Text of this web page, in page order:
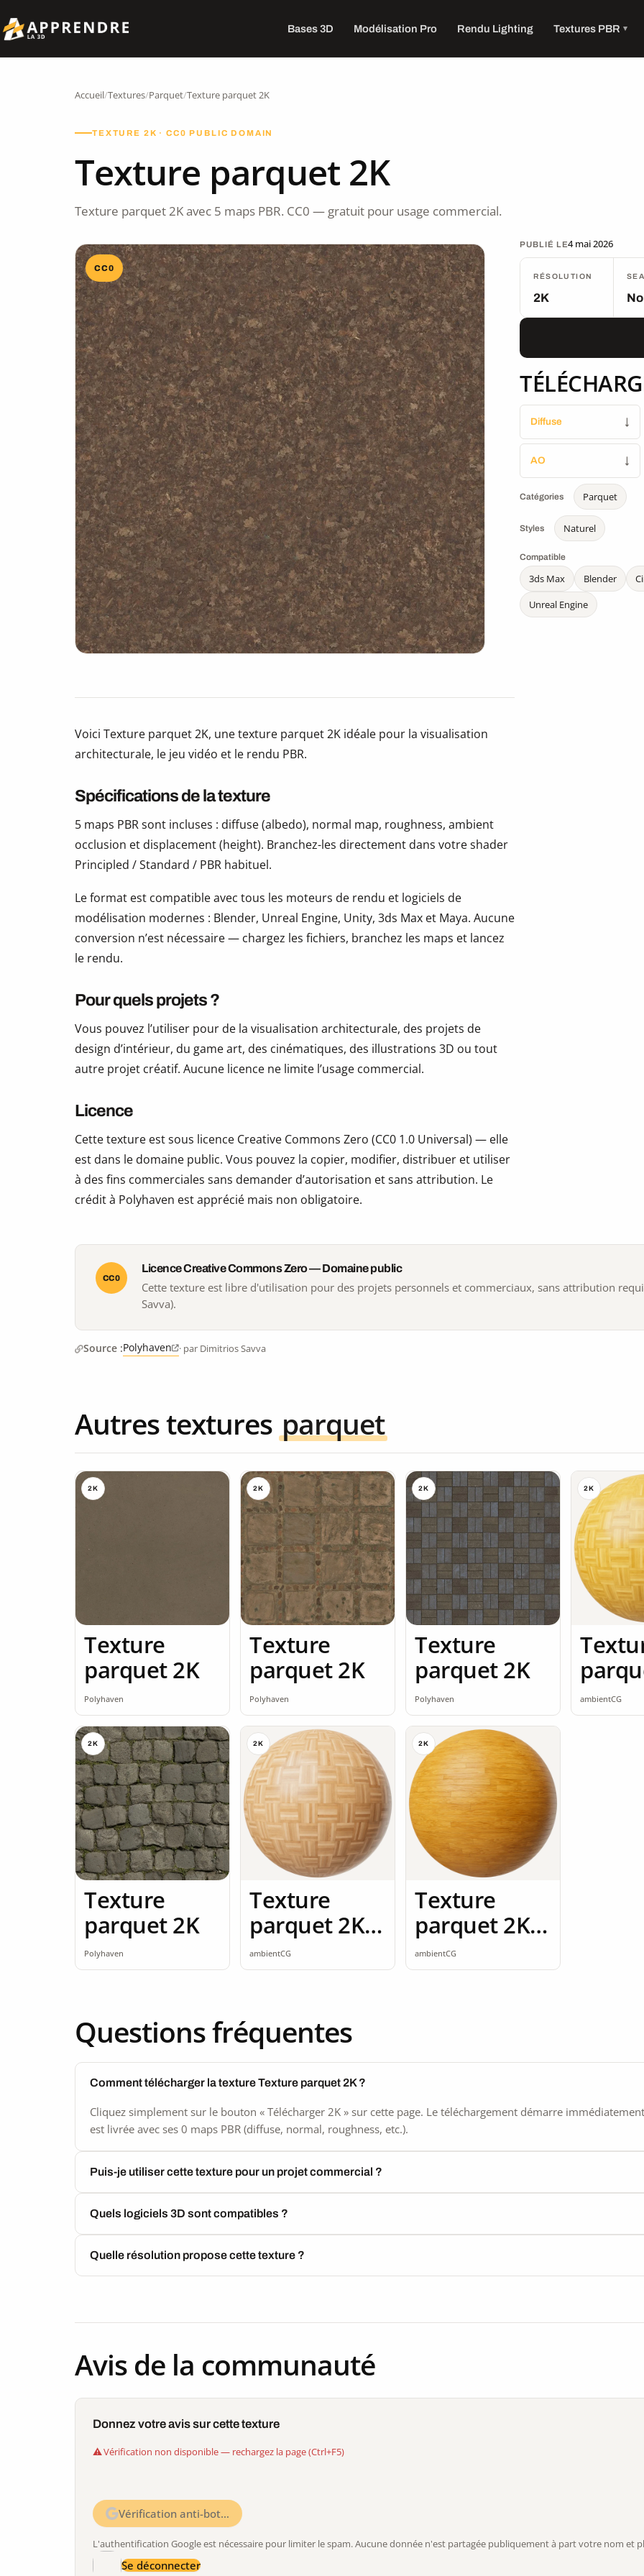
Bases 3D Modélisation Pro Rendu Lighting Textures PBR
Accueil/Textures/Parquet/Texture parquet 2K
TEXTURE 2K · CC0 PUBLIC DOMAIN
Texture parquet 2K
Texture parquet 2K avec 5 maps PBR. CC0 — gratuit pour usage commercial.
CC0
PUBLIÉ LE4 mai 2026
RÉSOLUTION
2K
Diffuse ↓
AO ↓
Catégories Parquet
Styles Naturel
Compatible
3ds Max Blender
Unreal Engine
Voici Texture parquet 2K, une texture parquet 2K idéale pour la visualisation
architecturale, le jeu vidéo et le rendu PBR.
Spécifications de la texture
5 maps PBR sont incluses : diffuse (albedo), normal map, roughness, ambient
occlusion et displacement (height). Branchez-les directement dans votre shader
Principled / Standard / PBR habituel.
Le format est compatible avec tous les moteurs de rendu et logiciels de
modélisation modernes : Blender, Unreal Engine, Unity, 3ds Max et Maya. Aucune
conversion n’est nécessaire — chargez les fichiers, branchez les maps et lancez
le rendu.
Pour quels projets ?
Vous pouvez l’utiliser pour de la visualisation architecturale, des projets de
design d’intérieur, du game art, des cinématiques, des illustrations 3D ou tout
autre projet créatif. Aucune licence ne limite l’usage commercial.
Licence
Cette texture est sous licence Creative Commons Zero (CC0 1.0 Universal) — elle
est dans le domaine public. Vous pouvez la copier, modifier, distribuer et utiliser
à des fins commerciales sans demander d’autorisation et sans attribution. Le
crédit à Polyhaven est apprécié mais non obligatoire.
CC0
Licence Creative Commons Zero — Domaine public
Cette texture est libre d'utilisation pour des projets personnels et commerciaux, sans attribution
Savva).
Source :Polyhaven · par Dimitrios Savva
Autres textures parquet
2K
Texture
parquet 2K
Polyhaven
2K
Texture
parquet 2K
Polyhaven
2K
Texture
parquet 2K
Polyhaven
2K
ambientCG
2K
Texture
parquet 2K
Polyhaven
2K
Texture
parquet 2K
seamless
ambientCG
2K
Texture
parquet 2K
seamless
ambientCG
Questions fréquentes
Comment télécharger la texture Texture parquet 2K ?
Cliquez simplement sur le bouton « Télécharger 2K » sur cette page. Le téléchargement démarre
est livrée avec ses 0 maps PBR (diffuse, normal, roughness, etc.).
Puis-je utiliser cette texture pour un projet commercial ?
Quels logiciels 3D sont compatibles ?
Quelle résolution propose cette texture ?
Avis de la communauté
Donnez votre avis sur cette texture
Vérification non disponible — rechargez la page (Ctrl+F5)
Vérification anti-bot…
L'authentification Google est nécessaire pour limiter le spam. Aucune donnée n'est partagée publiquement à part votre nom et
Se déconnecter